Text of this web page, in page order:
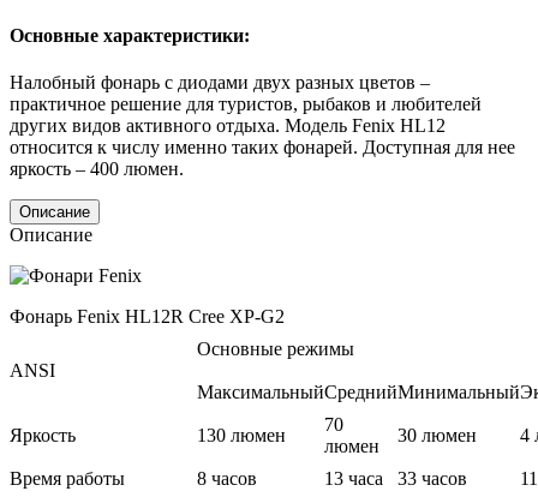
Основные характеристики:
Налобный фонарь с диодами двух разных цветов –
практичное решение для туристов, рыбаков и любителей
других видов активного отдыха. Модель Fenix HL12
относится к числу именно таких фонарей. Доступная для нее
яркость – 400 люмен.
Описание
Описание
Фонарь Fenix HL12R Cree XP-G2
ANSI
Основные режимы
МаксимальныйСреднийМинимальный
Яркость 130 люмен
70
люмен
30 люмен 4
Время работы 8 часов 13 часа 33 часов